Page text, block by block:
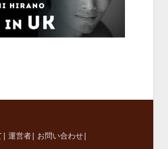
| 運営者| お問い合わせ|